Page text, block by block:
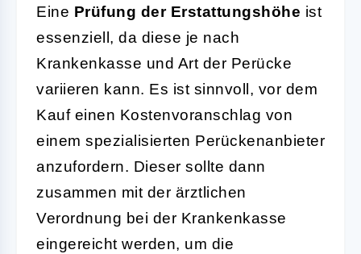
Eine Prüfung der Erstattungshöhe ist
essenziell, da diese je nach
Krankenkasse und Art der Perücke
variieren kann. Es ist sinnvoll, vor dem
Kauf einen Kostenvoranschlag von
einem spezialisierten Perückenanbieter
anzufordern. Dieser sollte dann
zusammen mit der ärztlichen
Verordnung bei der Krankenkasse
eingereicht werden, um die